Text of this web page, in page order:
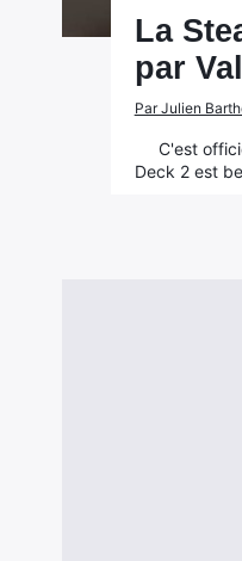
La
par
Par Julien
C'est
Deck 2 est